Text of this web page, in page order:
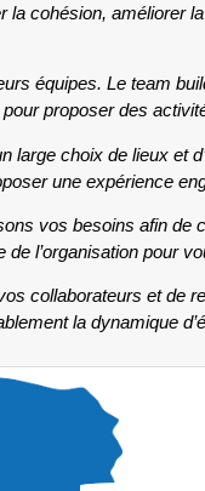
cohésion, améliorer
équipes. Le team
proposer des
large choix de lieux et
une expérience
vos besoins afin de
l’organisation pour
collaborateurs et de
la dynamique